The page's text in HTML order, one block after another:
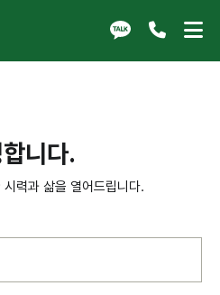
니다.
력과 삶을 열어드립니다.